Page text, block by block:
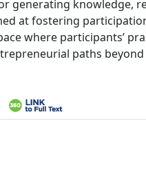
generating knowledge,
at fostering
where participants’
paths